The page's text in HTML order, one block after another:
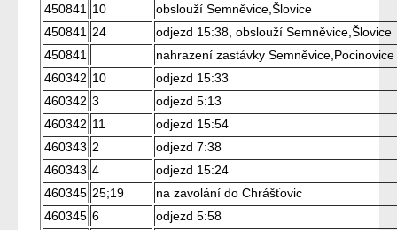
450841
10
obslouží Semněvice,Šlovice
450841
24
odjezd 15:38, obslouží Semněvice,Šlovice
450841
nahrazení zastávky
460342 10
odjezd 15:33
460342 3
odjezd 5:13
460342 11
odjezd 15:54
460343 2
odjezd 7:38
460343 4
odjezd 15:24
460345 25;19
na zavolání do Chrášťovic
460345 6
odjezd 5:58